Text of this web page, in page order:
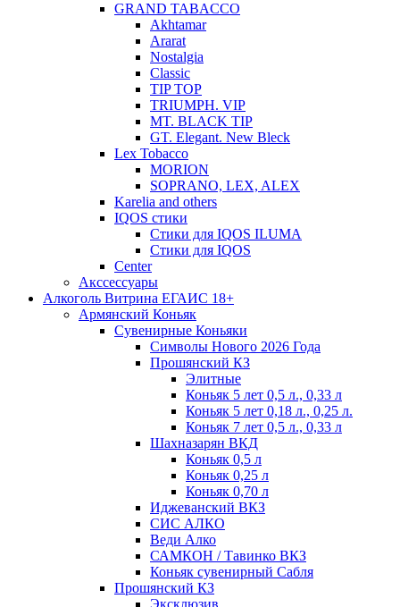
GRAND TABACCO
Akhtamar
Ararat
Nostalgia
Classic
TIP TOP
TRIUMPH. VIP
MT. BLACK TIP
GT. Elegant. New Bleck
Lex Tobacco
MORION
SOPRANO, LEX, ALEX
Karelia and others
IQOS стики
Стики для IQOS ILUMA
Стики для IQOS
Сenter
Акссессуары
Алкоголь Витрина ЕГАИС 18+
Армянский Коньяк
Сувенирные Коньяки
Символы Нового 2026 Года
Прошянский КЗ
Элитные
Коньяк 5 лет 0,5 л., 0,33 л
Коньяк 5 лет 0,18 л., 0,25 л.
Коньяк 7 лет 0,5 л., 0,33 л
Шахназарян ВКД
Коньяк 0,5 л
Коньяк 0,25 л
Коньяк 0,70 л
Иджеванский ВКЗ
СИС АЛКО
Веди Алко
САМКОН / Тавинко ВКЗ
Коньяк сувенирный Сабля
Прошянский КЗ
Эксклюзив